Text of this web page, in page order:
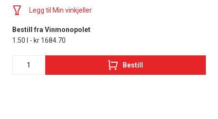
Legg til Min vinkjeller
Bestill fra Vinmonopolet
1.50 l - kr 1684.70
Bestill